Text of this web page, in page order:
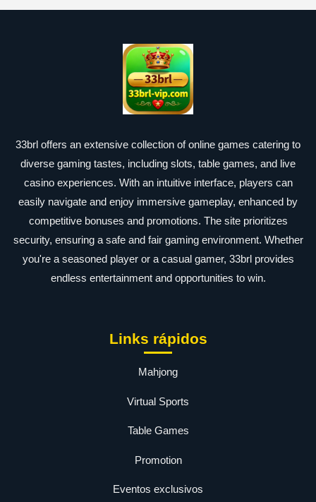
33brl offers an extensive collection of online games catering to
diverse gaming tastes, including slots, table games, and live
casino experiences. With an intuitive interface, players can
easily navigate and enjoy immersive gameplay, enhanced by
competitive bonuses and promotions. The site prioritizes
security, ensuring a safe and fair gaming environment. Whether
you're a seasoned player or a casual gamer, 33brl provides
endless entertainment and opportunities to win.
Links rápidos
Mahjong
Virtual Sports
Table Games
Promotion
Eventos exclusivos